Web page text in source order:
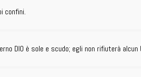
confini.
DIO è sole e scudo; egli non rifiuterà